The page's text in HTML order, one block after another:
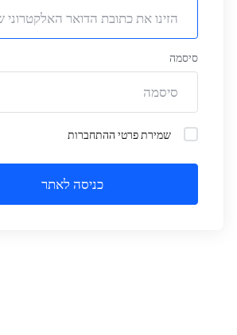
סיסמה
שמירת פרטי ההתחברות
כניסה לאתר